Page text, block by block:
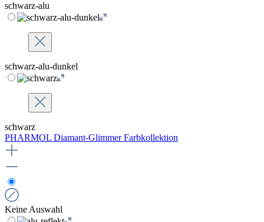
schwarz-alu
schwarz-alu-dunkel
schwarz
PHARMOL Diamant-Glimmer Farbkollektion
Keine Auswahl